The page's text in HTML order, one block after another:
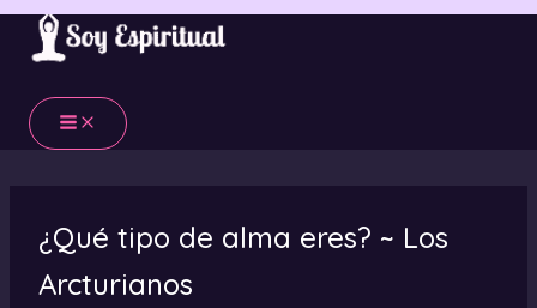
Ir
contenido
¿Qué tipo de alma eres? ~ Los
Arcturianos